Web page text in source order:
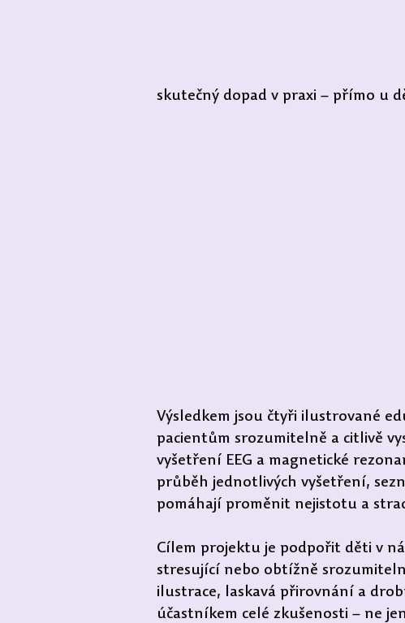
skutečný dopad v praxi – přímo u
Výsledkem jsou čtyři ilustrované
pacientům srozumitelně a citlivě
vyšetření EEG a magnetické
průběh jednotlivých vyšetření,
pomáhají proměnit nejistotu a
Cílem projektu je podpořit děti v
stresující nebo obtížně
ilustrace, laskavá přirovnání a
účastníkem celé zkušenosti – ne